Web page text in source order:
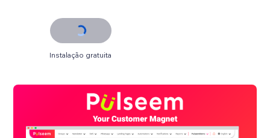
Instalação gratuita